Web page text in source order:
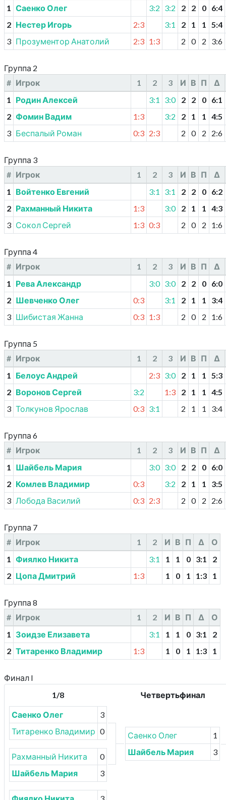
1
Саенко Олег 3:2 3:2 2 2 0 6:4
2 Нестер Игорь 2:3 3:1 2 1 1 5:4
3 Прозументор Анатолий 2:3 1:3 2 0 2 3:6
Группа 2
# Игрок 1 2 3 И В П
Δ
1
Родин Алексей 3:1 3:0 2 2 0 6:1
2 Фомин Вадим 1:3 3:2 2 1 1 4:5
3 Беспалый Роман 0:3 2:3 2 0 2 2:6
Группа 3
# Игрок 1 2 3 И В П
Δ
1
Войтенко Евгений 3:1 3:1 2 2 0 6:2
2 Рахманный Никита 1:3 3:0 2 1 1 4:3
3 Сокол Сергей 1:3 0:3 2 0 2 1:6
Группа 4
# Игрок 1 2 3 И В П
Δ
1
Рева Александр 3:0 3:0 2 2 0 6:0
2 Шевченко Олег 0:3 3:1 2 1 1 3:4
3 Шибистая Жанна 0:3 1:3 2 0 2 1:6
Группа 5
# Игрок 1 2 3 И В П
Δ
1
Белоус Андрей 2:3 3:0 2 1 1 5:3
2 Воронов Сергей 3:2 1:3 2 1 1 4:5
3 Толкунов Ярослав 0:3 3:1 2 1 1 3:4
Группа 6
# Игрок 1 2 3 И В П
Δ
1
Шайбель Мария 3:0 3:0 2 2 0 6:0
2 Комлев Владимир 0:3 3:2 2 1 1 3:5
3 Лобода Василий 0:3 2:3 2 0 2 2:6
Группа 7
# Игрок 1 2 И В П Δ
О
1
Фиялко Никита 3:1 1 1 0 3:1
2
2 Цопа Дмитрий 1:3 1 0 1 1 :3 1
Группа 8
# Игрок 1 2 И В П Δ
О
1
Зоидзе Елизавета 3:1 1 1 0 3:1
2
2 Титаренко Владимир 1:3 1 0 1 1 :3 1
Финал I
1/8
Четвертьфинал
Саенко Олег
3
Титаренко Владимир 0
Рахманный Никита
0
Шайбель Мария
3
Фиялко Никита 3
Саенко Олег
1
Шайбель Мария
3